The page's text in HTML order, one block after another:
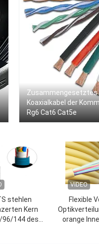
Zusammengesetztes
Koaxialkabel der
Rg6 Cat6 Cat5e
stehlen
Kern
96/144 des
VIDEO
Flexible
orange